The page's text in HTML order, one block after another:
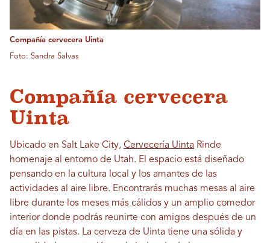
Compañía cervecera Uinta
Foto: Sandra Salvas
Compañía cervecera
Uinta
Ubicado en Salt Lake City, Cervecería Uinta Rinde
homenaje al entorno de Utah. El espacio está diseñado
pensando en la cultura local y los amantes de las
actividades al aire libre. Encontrarás muchas mesas al aire
libre durante los meses más cálidos y un amplio comedor
interior donde podrás reunirte con amigos después de un
día en las pistas. La cerveza de Uinta tiene una sólida y